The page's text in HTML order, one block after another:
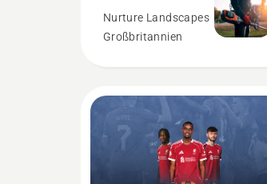
Nurture Landscapes
Großbritannien